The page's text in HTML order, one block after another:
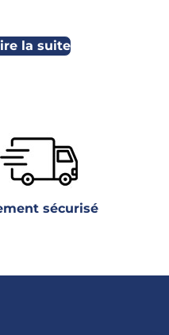
la suite
sécurisé